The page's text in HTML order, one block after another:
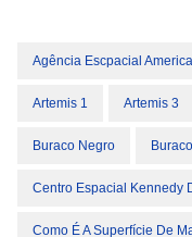
Agência Escpacial
Artemis 1 Artemis 3
Buraco Negro
Centro Espacial Kennedy
Como É A Superfície De